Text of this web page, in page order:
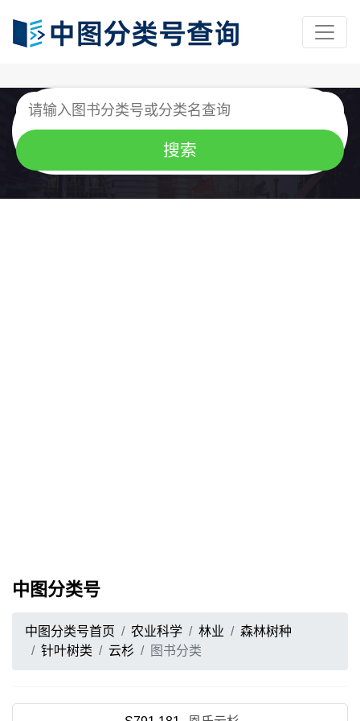
中图分类号
中图分类号首页 农业科学 林业
森林树种
针叶树类
云杉 图书分类